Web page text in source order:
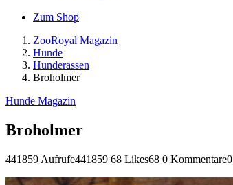
Zum Shop
ZooRoyal Magazin
Hunde
Hunderassen
Broholmer
Hunde Magazin
Broholmer
441859 Aufrufe441859 68 Likes68 0 Kommentare0